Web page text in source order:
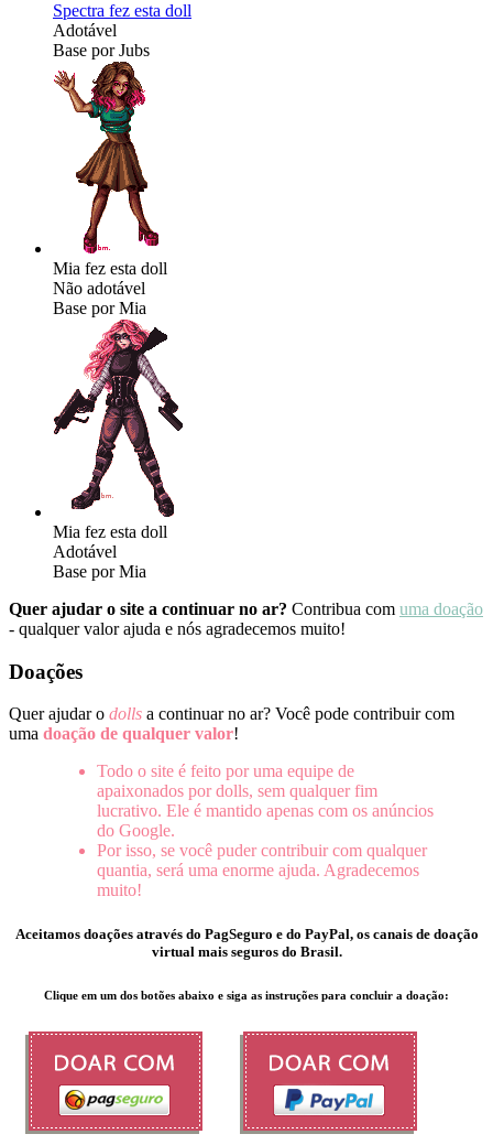
Spectra fez esta doll
Adotável
Base por Jubs
Mia fez esta doll
Não adotável
Base por Mia
Mia fez esta doll
Adotável
Base por Mia
Quer ajudar o site a continuar no ar? Contribua com uma doação
- qualquer valor ajuda e nós agradecemos muito!
Doações
Quer ajudar o dolls a continuar no ar? Você pode contribuir com
uma doação de qualquer valor!
Todo o site é feito por uma equipe de
apaixonados por dolls, sem qualquer fim
lucrativo. Ele é mantido apenas com os anúncios
do Google.
Por isso, se você puder contribuir com qualquer
quantia, será uma enorme ajuda. Agradecemos
muito!
Aceitamos doações através do PagSeguro e do PayPal, os canais de doação
virtual mais seguros do Brasil.
Clique em um dos botões abaixo e siga as instruções para concluir a doação: